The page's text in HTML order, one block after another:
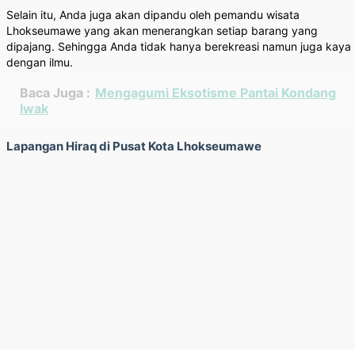
Selain itu, Anda juga akan dipandu oleh pemandu wisata
Lhokseumawe yang akan menerangkan setiap barang yang
dipajang. Sehingga Anda tidak hanya berekreasi namun juga kaya
dengan ilmu.
Baca Juga : Mengagumi Eksotisme Pantai Kondang
Iwak
Lapangan Hiraq di Pusat Kota Lhokseumawe